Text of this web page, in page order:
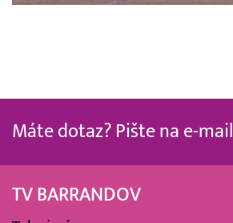
Máte dotaz? Pište na e-mail
TV BARRANDOV